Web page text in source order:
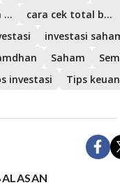
cara cek belanja di shopee
cara cek total belanja di Shopee
investasi
Saham
investasi Tips